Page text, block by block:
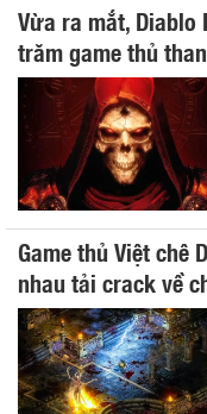
Vừa ra mắt, Diablo
trăm game thủ
Game thủ Việt chê
nhau tải crack về